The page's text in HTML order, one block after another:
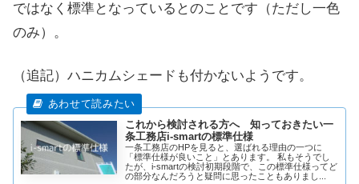
ではなく標準となっているとのことです（ただし一色
のみ）。
（追記）ハニカムシェードも付かないようです。
これから検討される方へ 知っておきたい一
条工務店i-smartの標準仕様
一条工務店のHPを見ると、選ばれる理由の一つに
「標準仕様が良いこと」とあります。 私もそうでし
たが、i-smartの検討初期段階で、この標準仕様ってど
の部分なんだろうと疑問に思ったこともありまし...